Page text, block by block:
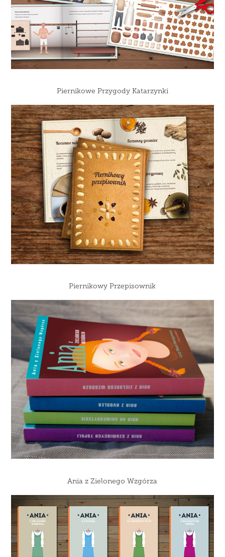
Piernikowe Przygody Katarzynki
Piernikowy Przepisownik
Ania z Zielonego Wzgórza